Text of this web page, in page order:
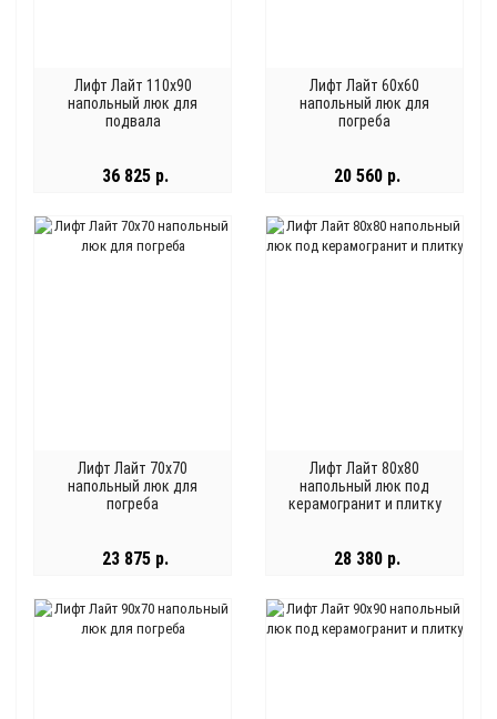
Лифт Лайт 110x90
напольный люк для
подвала
36 825 р.
Лифт Лайт 60x60
напольный люк для
погреба
20 560 р.
Лифт Лайт 70x70
напольный люк для
погреба
23 875 р.
Лифт Лайт 80x80
напольный люк под
керамогранит и плитку
28 380 р.